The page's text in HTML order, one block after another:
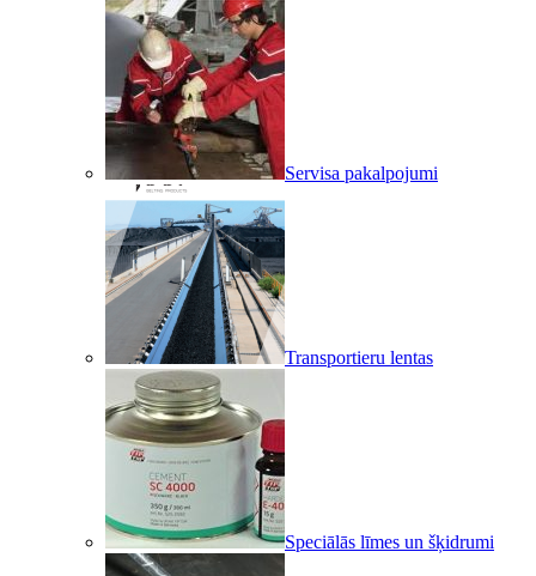
Servisa pakalpojumi
Transportieru lentas
Speciālās līmes un šķidrumi